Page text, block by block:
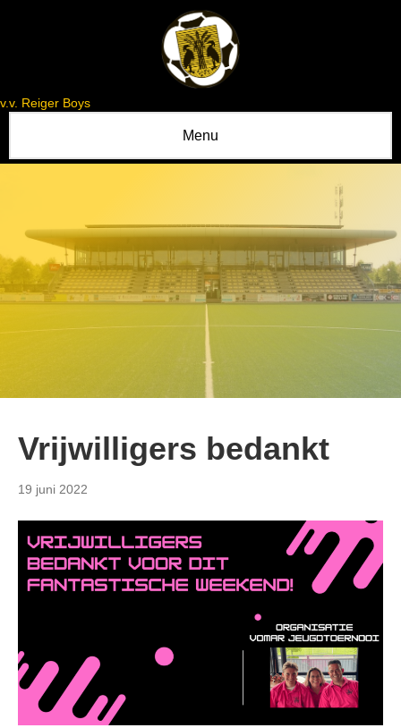
v.v. Reiger Boys
Menu
Vrijwilligers bedankt
19 juni 2022